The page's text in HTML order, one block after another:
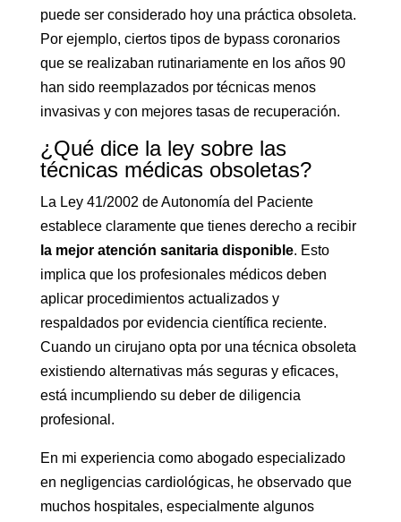
puede ser considerado hoy una práctica obsoleta.
Por ejemplo, ciertos tipos de bypass coronarios
que se realizaban rutinariamente en los años 90
han sido reemplazados por técnicas menos
invasivas y con mejores tasas de recuperación.
¿Qué dice la ley sobre las
técnicas médicas obsoletas?
La Ley 41/2002 de Autonomía del Paciente
establece claramente que tienes derecho a recibir
la mejor atención sanitaria disponible. Esto
implica que los profesionales médicos deben
aplicar procedimientos actualizados y
respaldados por evidencia científica reciente.
Cuando un cirujano opta por una técnica obsoleta
existiendo alternativas más seguras y eficaces,
está incumpliendo su deber de diligencia
profesional.
En mi experiencia como abogado especializado
en negligencias cardiológicas, he observado que
muchos hospitales, especialmente algunos